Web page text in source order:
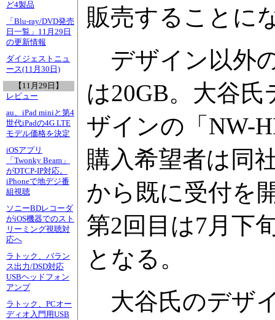
ど4製品
「Blu-ray/DVD発売
日一覧」11月29日
の更新情報
ダイジェストニュ
ース(11月30日)
【11月29日】
レビュー
au、iPad miniと第4
世代iPadの4G LTE
モデル価格を決定
iOSアプリ
「Twonky Beam」
がDTCP-IP対応。
iPhoneで地デジ番
組視聴
ソニーBDレコーダ
がiOS機器でのスト
リーミング視聴対
応へ
ラトック、バラン
ス出力/DSD対応
USBヘッドフォン
アンプ
ラトック、PCオー
ディオ入門用USB
販売することに
デザイン以外
は20GB。大谷
ザインの「NW-
購入希望者は同
から既に受付を
第2回目は7月下
となる。
大谷氏のデザ